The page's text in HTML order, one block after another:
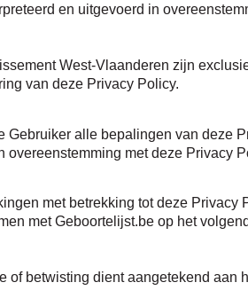
en uitgevoerd in
West-Vlaanderen zijn
van deze Privacy Policy.
Gebruiker alle bepalingen van deze
met deze Privacy
met betrekking tot deze
met Geboortelijst.be op het
of betwisting dient aangetekend aan